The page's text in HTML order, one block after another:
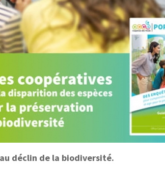
déclin de la biodiversité.